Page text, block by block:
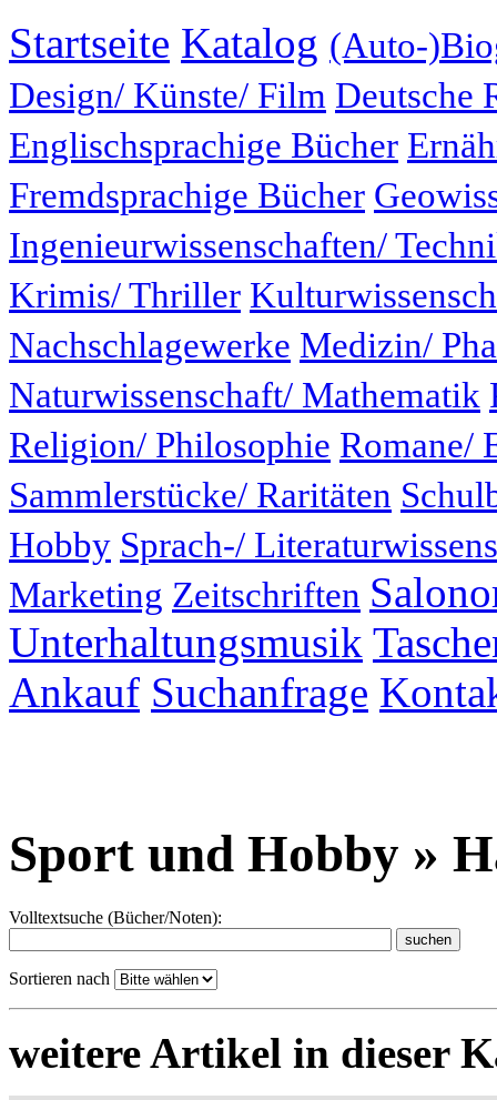
Startseite Katalog (Auto-
Design/ Künste/ Film Deutsche
Englischsprachige Bücher
Fremdsprachige Bücher
Ingenieurwissenschaften/
Krimis/ Thriller
Nachschlagewerke Medizin/
Naturwissenschaft/ Mathematik
Religion/ Philosophie Romane/
Sammlerstücke/ Raritäten
Hobby Sprach-/
Marketing Zeitschriften
Unterhaltungsmusik
Ankauf Suchanfrage
Sport und Hobby »
Volltextsuche (Bücher/Noten):
Sortieren nach
weitere Artikel in dieser